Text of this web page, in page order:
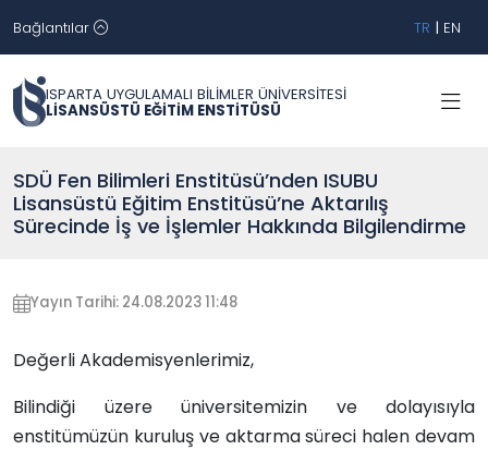
Bağlantılar TR | EN
ISPARTA UYGULAMALI BİLİMLER ÜNİVERSİTESİ
LİSANSÜSTÜ EĞİTİM ENSTİTÜSÜ
SDÜ Fen Bilimleri Enstitüsü’nden ISUBU
Lisansüstü Eğitim Enstitüsü’ne Aktarılış
Sürecinde İş ve İşlemler Hakkında Bilgilendirme
Yayın Tarihi: 24.08.2023 11:48
Değerli Akademisyenlerimiz,
Bilindiği üzere üniversitemizin ve dolayısıyla
enstitümüzün kuruluş ve aktarma süreci halen devam